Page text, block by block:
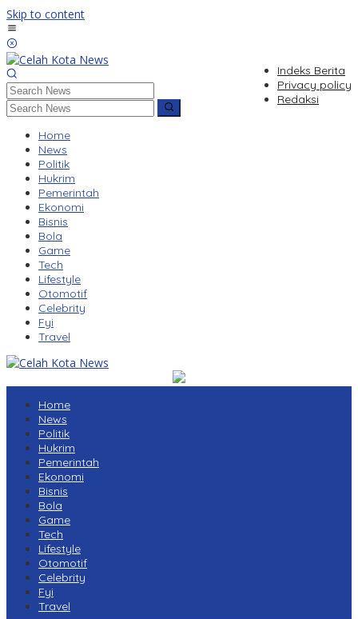
Skip to content
Indeks Berita
Privacy policy
Redaksi
Home
News
Politik
Hukrim
Pemerintah
Ekonomi
Bisnis
Bola
Game
Tech
Lifestyle
Otomotif
Celebrity
Fyi
Travel
Home
News
Politik
Hukrim
Pemerintah
Ekonomi
Bisnis
Bola
Game
Tech
Lifestyle
Otomotif
Celebrity
Fyi
Travel